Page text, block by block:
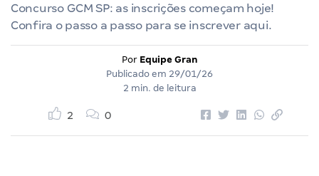
Concurso GCM SP: as inscrições começam hoje!
Confira o passo a passo para se inscrever aqui.
Por Equipe Gran
Publicado em 29/01/26
2 min. de leitura
2 0